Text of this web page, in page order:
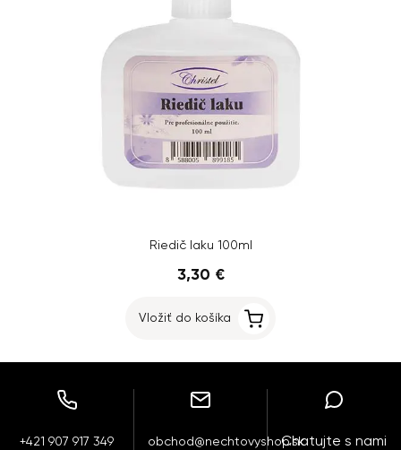
Riedič laku 100ml
3,30 €
Vložiť do košíka
+421 907 917 349 obchod@nechtovyshop.skChatujte s nami